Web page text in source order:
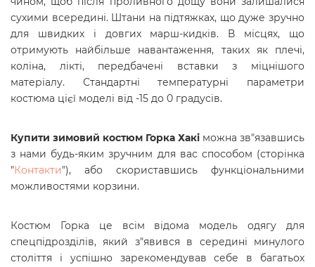
сухими всередині. Штани на підтяжках, що дуже зручно
для швидких і довгих марш-кидків. В місцях, що
отримують найбільше навантаження, таких як плечі,
коліна, лікті, передбачені вставки з міцнішого
матеріалу. Стандартні температурні параметри
костюма цієї моделі від -15 до 0 градусів.
Купити зимовий костюм Горка Хакі можна зв"язавшись
з нами будь-яким зручним для вас способом (сторінка
"Контакти"), або скориставшись функціональними
можливостями корзини.
Костюм Горка це всім відома модель одягу для
спецпідрозділів, який з"явився в середині минулого
століття і успішно зарекомендував себе в багатьох